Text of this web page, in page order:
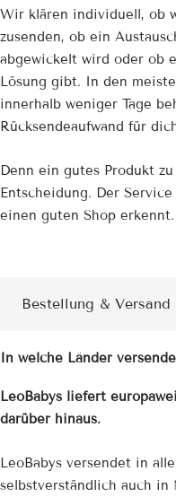
Wir klären individuell, ob
zusenden, ob ein
abgewickelt wird oder ob
Lösung gibt. In den
innerhalb weniger Tage
Rücksendeaufwand für
Denn ein gutes Produkt
Entscheidung. Der
einen guten Shop erkennt.
Bestellung & Versand
In welche Länder
LeoBabys liefert
darüber hinaus.
LeoBabys versendet in
selbstverständlich auch in